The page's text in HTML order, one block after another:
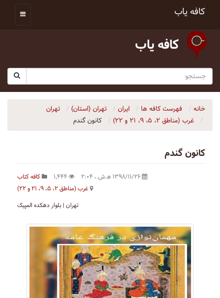
کافه یاب
کافه یاب
خانه فهرست کافه ها ایران تهران (استان)
تهران
غرب (مناطق ۲، ۵، ۹، ۲۱ و ۲۲)
کانون گندم
کانون گندم
کافه کتاب
غرب (مناطق ۲، ۵، ۹، ۲۱ و ۲۲)
تهران | بلوار دهکده المپیک